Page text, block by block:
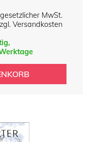
MwSt.
Versandkosten